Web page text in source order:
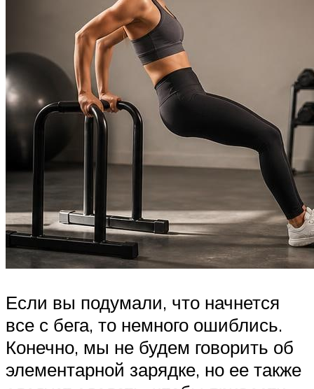
Если вы подумали, что начнется
все с бега, то немного ошиблись.
Конечно, мы не будем говорить об
элементарной зарядке, но ее также